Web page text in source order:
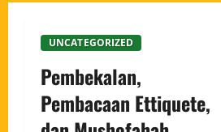
UNCATEGORIZED
Pembekalan,
Pembacaan Ettiquete,